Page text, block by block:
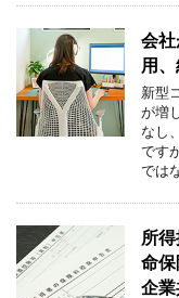
会
用
新型
が増
なし
です
では
所
命
企業